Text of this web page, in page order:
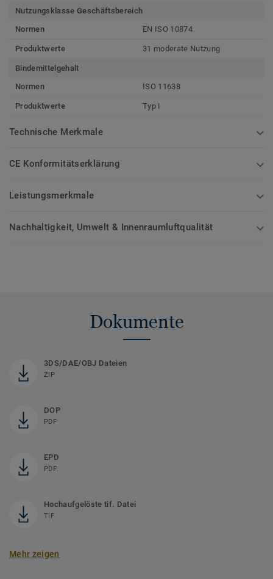
Nutzungsklasse Geschäftsbereich
Normen
EN ISO 10874
Produktwerte 31 moderate Nutzung
Bindemittelgehalt
Normen
ISO 11638
Produktwerte Typ I
Technische Merkmale
CE Konformitätserklärung
Leistungsmerkmale
Nachhaltigkeit, Umwelt & Innenraumluftqualität
Dokumente
3DS/DAE/OBJ Dateien
ZIP
DOP
PDF
EPD
PDF
Hochaufgelöste tif. Datei
TIF
Mehr zeigen